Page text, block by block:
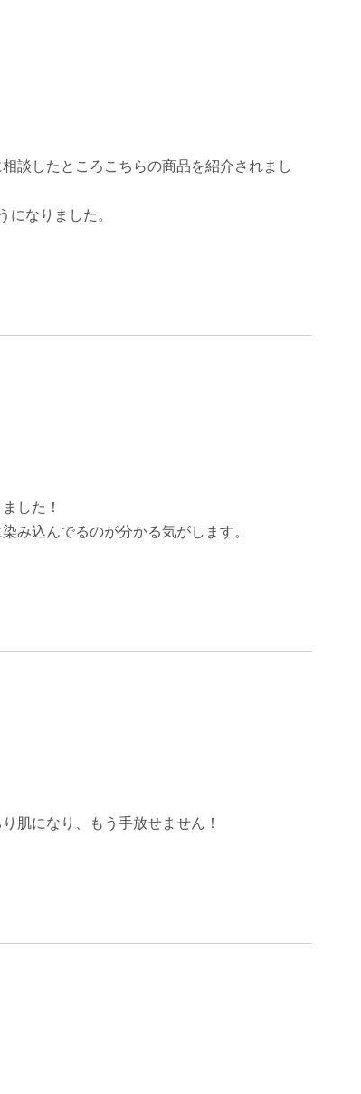
談したところこちらの商品を紹介されまし
なりました。
した！
み込んでるのが分かる気がします。
肌になり、もう手放せません！